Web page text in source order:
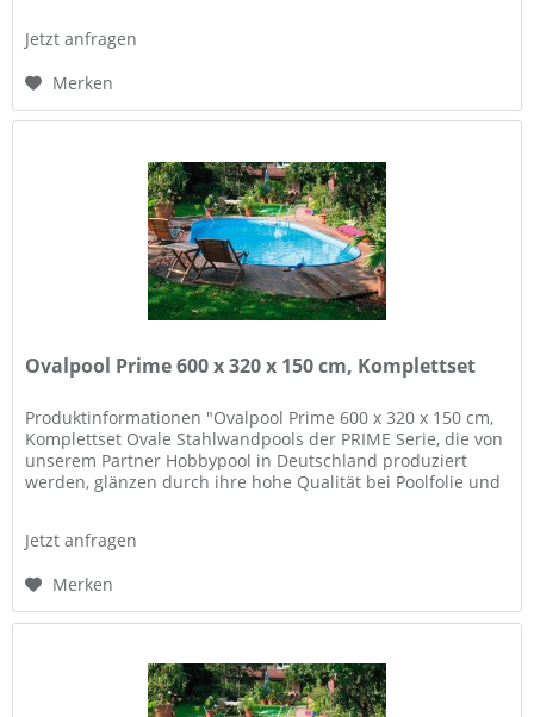
Jetzt anfragen
Merken
Ovalpool Prime 600 x 320 x 150 cm, Komplettset
Produktinformationen "Ovalpool Prime 600 x 320 x 150 cm,
Komplettset Ovale Stahlwandpools der PRIME Serie, die von
unserem Partner Hobbypool in Deutschland produziert
werden, glänzen durch ihre hohe Qualität bei Poolfolie und
Jetzt anfragen
Merken